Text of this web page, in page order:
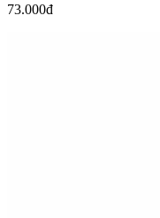
73.000đ